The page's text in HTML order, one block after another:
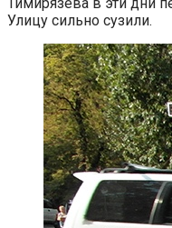
Улицу сильно сузили.